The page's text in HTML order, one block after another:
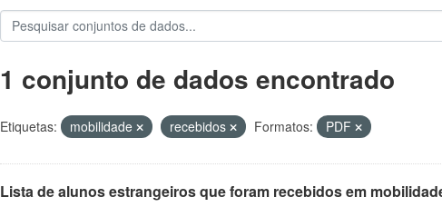
1 conjunto de dados encontrado
Etiquetas: mobilidade recebidos Formatos: PDF
Lista de alunos estrangeiros que foram recebidos em